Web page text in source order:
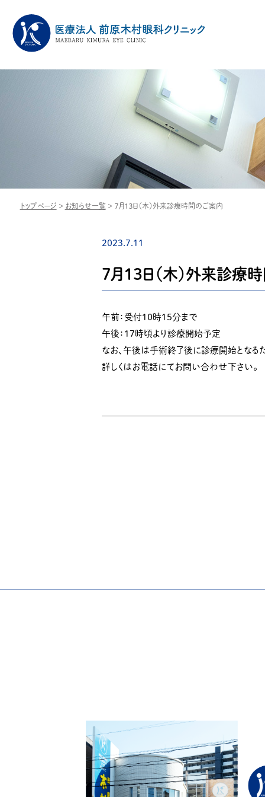
トップページ > お知らせ一覧 > ７月１３日（木）外来診療時間のご案内
2023.7.11
７月１３日（木）外来診療
午前：受付１０時１５分まで
午後：１７時頃より診療開始予定
なお、午後は手術終了後に診療開始となる
詳しくはお電話にてお問い合わせ下さい。